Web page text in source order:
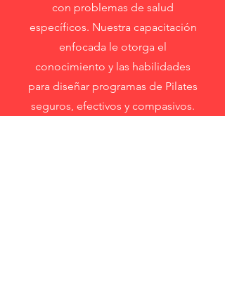
con problemas de salud
específicos. Nuestra capacitación
enfocada le otorga el
conocimiento y las habilidades
para diseñar programas de Pilates
seguros, efectivos y compasivos.